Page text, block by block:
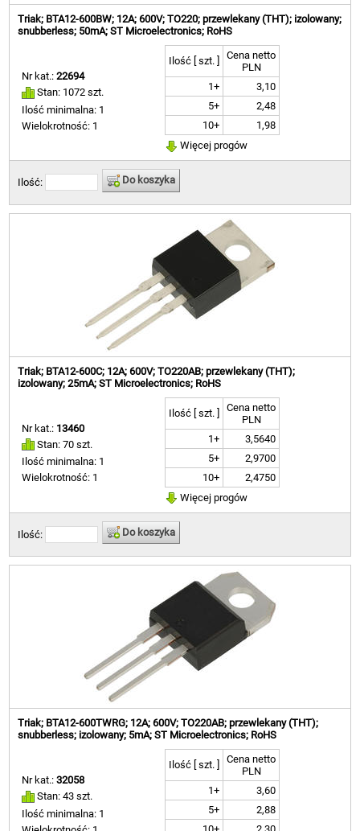
Triak; BTA12-600BW; 12A; 600V; TO220; przewlekany (THT); izolowany;
snubberless; 50mA; ST Microelectronics; RoHS
Nr kat.:22694
Stan: 1072 szt.
Ilość minimalna: 1
Wielokrotność: 1
Ilość [ szt. ]
Cena netto
PLN
1+
3,10
5+
2,48
10+
1,98
Więcej progów
Ilość: Do koszyka
Triak; BTA12-600C; 12A; 600V; TO220AB; przewlekany (THT);
izolowany; 25mA; ST Microelectronics; RoHS
Nr kat.: 13460
Stan: 70 szt.
Ilość minimalna: 1
Wielokrotność: 1
Ilość [ szt. ]
Cena netto
PLN
1+
3,5640
5+
2,9700
10+
2,4750
Więcej progów
Ilość: Do koszyka
Triak; BTA12-600TWRG; 12A; 600V; TO220AB; przewlekany (THT);
snubberless; izolowany; 5mA; ST Microelectronics; RoHS
Nr kat.:32058
Stan: 43 szt.
Ilość minimalna: 1
Ilość [ szt. ]
Cena netto
PLN
1+
3,60
5+
2,88